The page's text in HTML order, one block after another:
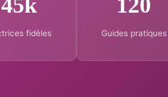
fidèles Guides pratiques